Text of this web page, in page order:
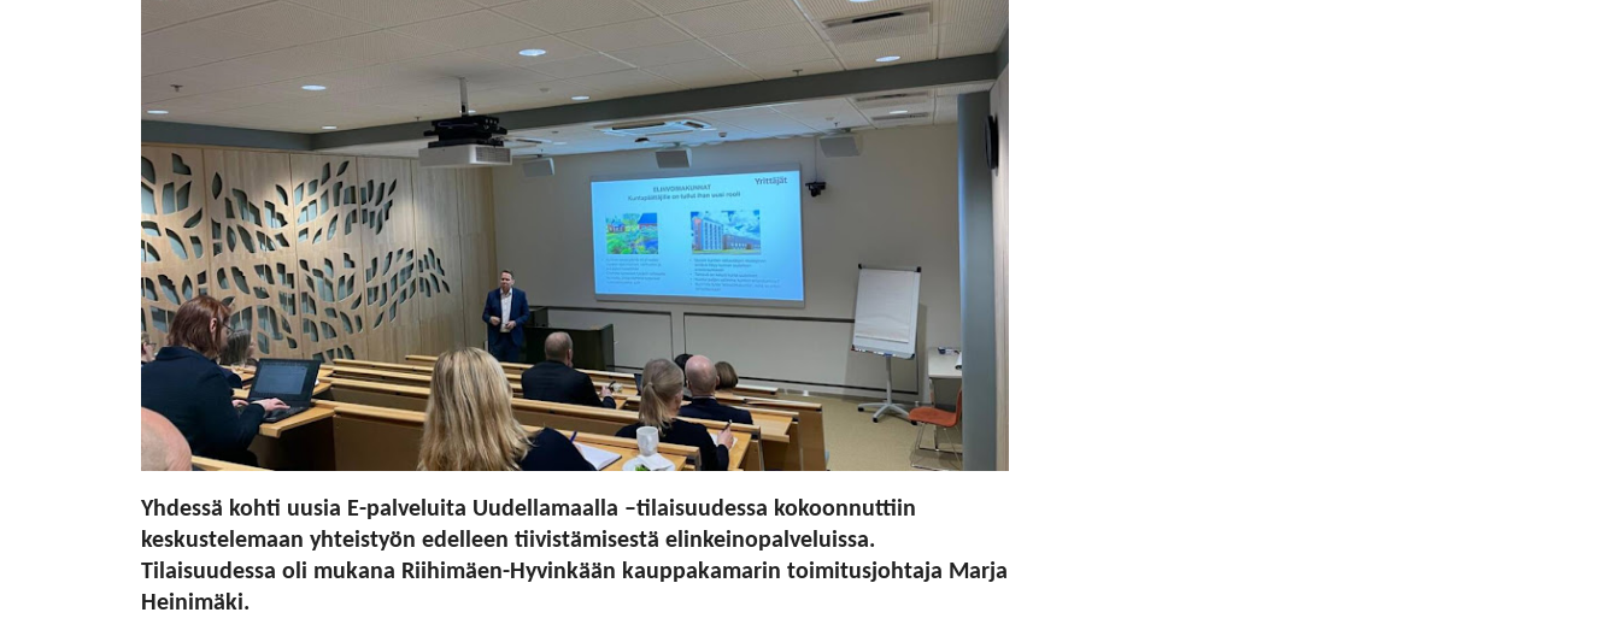
Yhdessä kohti uusia E-palveluita Uudellamaalla –tilaisuudessa kokoonnuttiin
keskustelemaan yhteistyön edelleen tiivistämisestä elinkeinopalveluissa.
Tilaisuudessa oli mukana Riihimäen-Hyvinkään kauppakamarin toimitusjohtaja Marja
Heinimäki.